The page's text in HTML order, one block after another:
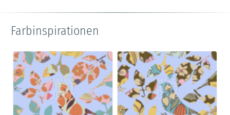
Farbinspirationen